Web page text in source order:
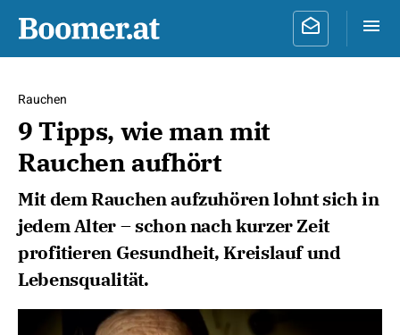
Rauchen
9 Tipps, wie man mit
Rauchen aufhört
Mit dem Rauchen aufzuhören lohnt sich in
jedem Alter – schon nach kurzer Zeit
profitieren Gesundheit, Kreislauf und
Lebensqualität.